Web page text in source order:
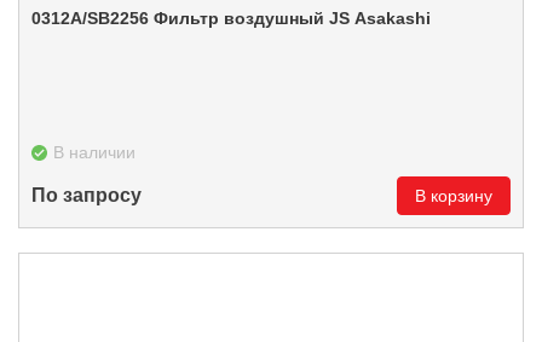
0312А/SB2256 Фильтр воздушный JS Asakashi
В наличии
По запросу В корзину